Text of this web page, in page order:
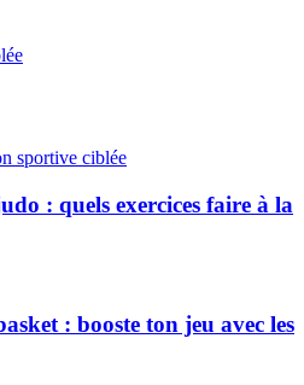
sportive ciblée
: quels exercices faire à la
: booste ton jeu avec les